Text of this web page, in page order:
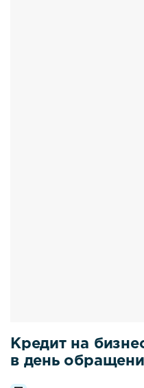
Кредит на
в день